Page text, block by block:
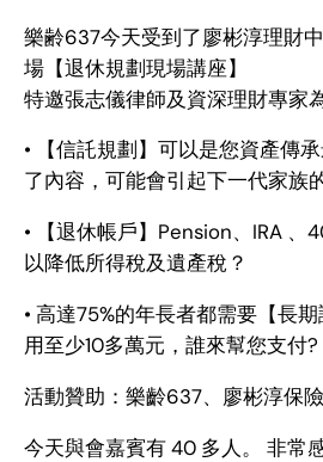
樂齢637今天受到了廖彬淳理財
場【退休規劃現場講座】
特邀張志儀律師及資深理財專家
• 【信託規劃】可以是您資產傳
了內容，可能會引起下一代家族
• 【退休帳戶】Pension、IRA 、
以降低所得稅及遺產稅？
• 高達75%的年長者都需要【長
用至少10多萬元，誰來幫您支付?
活動贊助：樂齡637、廖彬淳保
今天與會嘉賓有 40 多人。 非常